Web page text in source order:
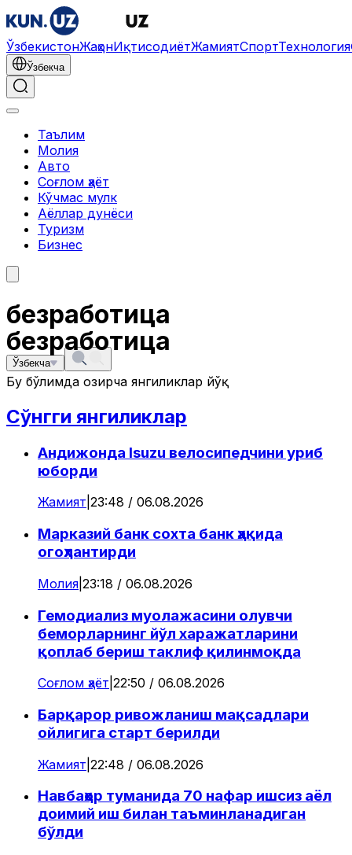
ЎзбекистонЖаҳонИқтисодиётЖамиятСпортТехнология
Ўзбекча
Таълим
Молия
Авто
Соғлом ҳаёт
Кўчмас мулк
Аёллар дунёси
Туризм
Бизнес
безработица
Ўзбекча
безработица
Бу бўлимда ҳозирча янгиликлар йўқ
Сўнгги янгиликлар
Андижонда Isuzu велосипедчини уриб
юборди
Жамият 23:48 / 06.08.2026
Марказий банк сохта банк ҳақида
огоҳлантирди
Молия 23:18 / 06.08.2026
Гемодиализ муолажасини олувчи
беморларнинг йўл харажатларини
қоплаб бериш таклиф қилинмоқда
Соғлом ҳаёт 22:50 / 06.08.2026
Барқарор ривожланиш мақсадлари
ойлигига старт берилди
Жамият 22:48 / 06.08.2026
Навбаҳор туманида 70 нафар ишсиз аёл
доимий иш билан таъминланадиган
бўлди